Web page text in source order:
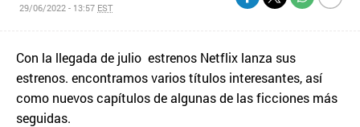
29/06/2022 - 13:57 EST
Con la llegada de julio estrenos Netflix lanza sus
estrenos. encontramos varios títulos interesantes, así
como nuevos capítulos de algunas de las ficciones más
seguidas.